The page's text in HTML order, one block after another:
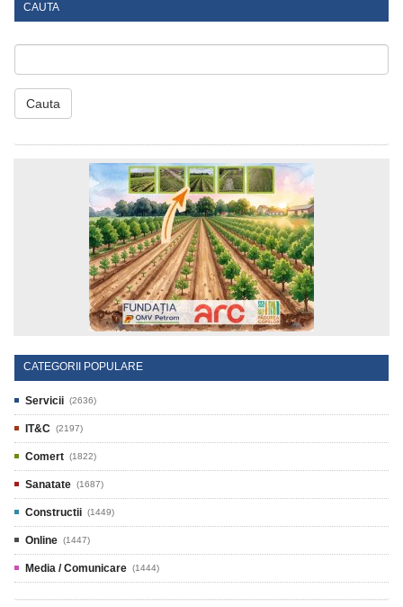
CAUTA
Cauta
CATEGORII POPULARE
Servicii (2636)
IT&C (2197)
Comert (1822)
Sanatate (1687)
Constructii (1449)
Online (1447)
Media / Comunicare (1444)